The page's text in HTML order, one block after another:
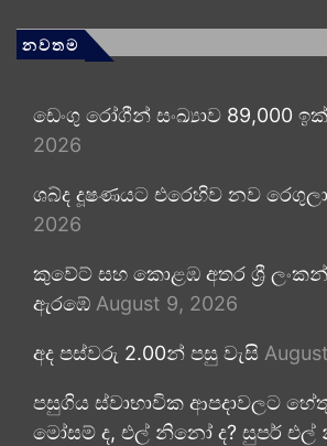
නවතම
ඩෙංගු රෝගීන් සංඛ්‍යාව 89,000
2026
ශබ්ද දූෂණයට එරෙහිව නව
2026
කුවේට් සහ කොළඹ අතර ශ්‍රී
ඇරඹේ August 9, 2026
අද පස්වරු 2.00න් පසු වැසි
පසුගිය ස්වාභාවික ආපදාවලට
මෝසම් ද, එල් නිනෝ ද? සුපර්